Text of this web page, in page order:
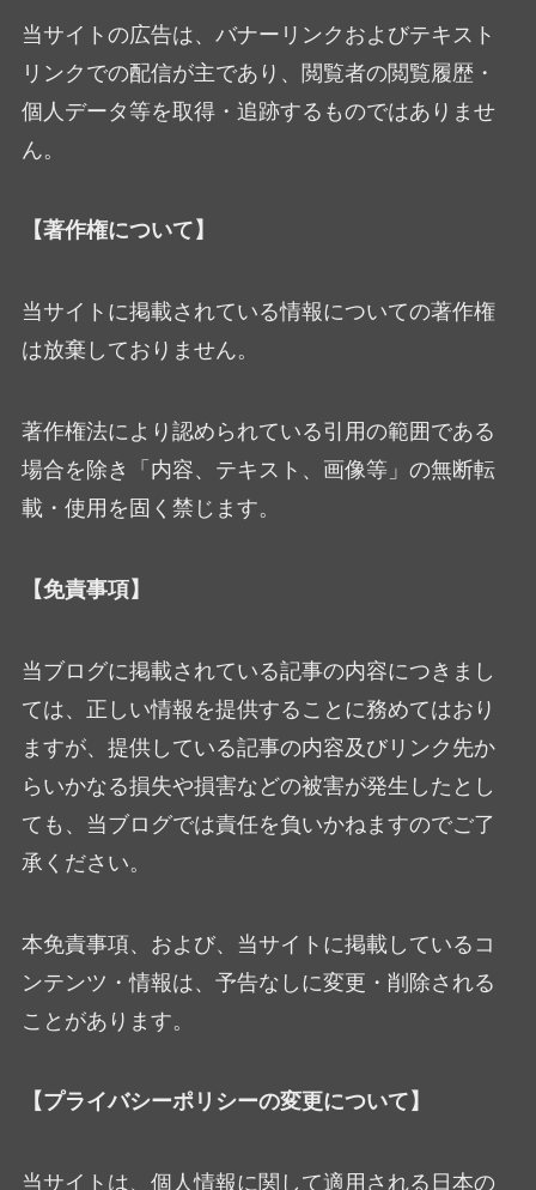
当サイトの広告は、バナーリンクおよびテキスト
リンクでの配信が主であり、閲覧者の閲覧履歴・
個人データ等を取得・追跡するものではありませ
ん。
【著作権について】
当サイトに掲載されている情報についての著作権
は放棄しておりません。
著作権法により認められている引用の範囲である
場合を除き「内容、テキスト、画像等」の無断転
載・使用を固く禁じます。
【免責事項】
当ブログに掲載されている記事の内容につきまし
ては、正しい情報を提供することに務めてはおり
ますが、提供している記事の内容及びリンク先か
らいかなる損失や損害などの被害が発生したとし
ても、当ブログでは責任を負いかねますのでご了
承ください。
本免責事項、および、当サイトに掲載しているコ
ンテンツ・情報は、予告なしに変更・削除される
ことがあります。
【プライバシーポリシーの変更について】
当サイトは、個人情報に関して適用される日本の